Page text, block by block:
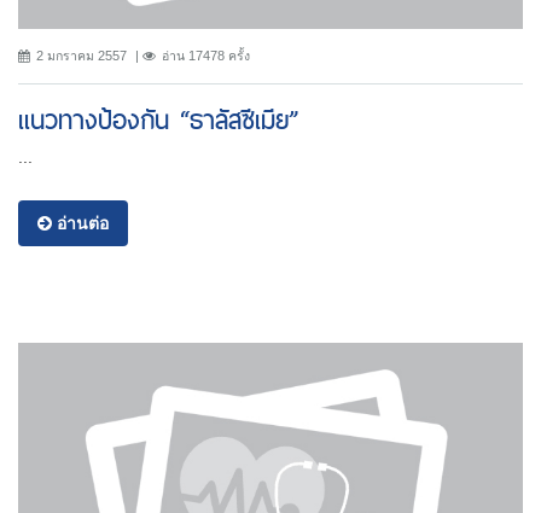
2 มกราคม 2557 อ่าน 17478 ครั้ง
แนวทางป้องกัน “ธาลัสซีเมีย”
อ่านต่อ